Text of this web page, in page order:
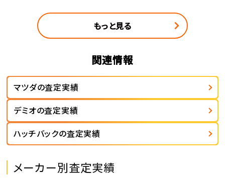
もっと見る
関連情報
マツダの査定実績
デミオの査定実績
ハッチバックの査定実績
メーカー別査定実績